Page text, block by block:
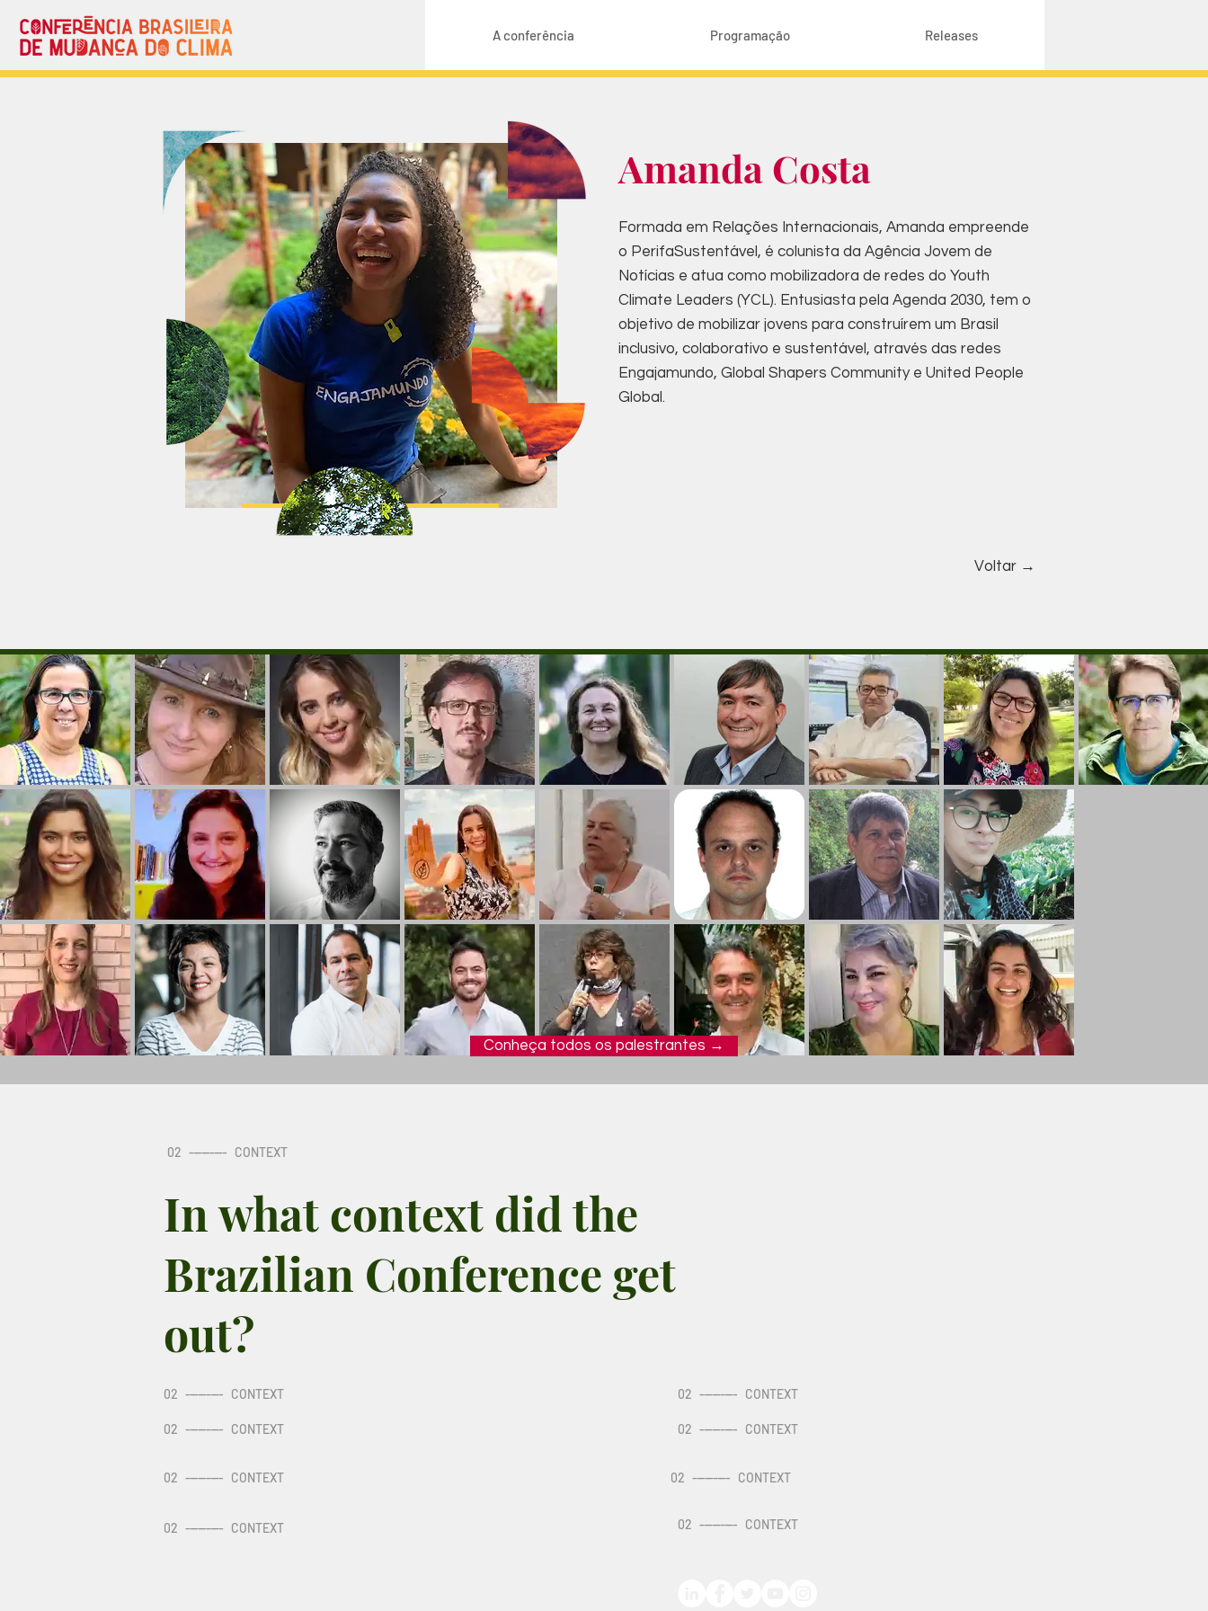
A conferência Programação Releases
Amanda Costa
Formada em Relações Internacionais, Amanda empreende
o PerifaSustentável, é colunista da Agência Jovem de
Notícias e atua como mobilizadora de redes do Youth
Climate Leaders (YCL). Entusiasta pela Agenda 2030, tem o
objetivo de mobilizar jovens para construírem um Brasil
inclusivo, colaborativo e sustentável, através das redes
Engajamundo, Global Shapers Community e United People
Global.
Voltar →
Conheça todos os palestrantes →
02 --------- CONTEXT
In what context did the
Brazilian Conference get
out?
02 --------- CONTEXT
02 --------- CONTEXT
02 --------- CONTEXT
02 --------- CONTEXT
02 --------- CONTEXT
02 --------- CONTEXT
02 --------- CONTEXT
02 --------- CONTEXT